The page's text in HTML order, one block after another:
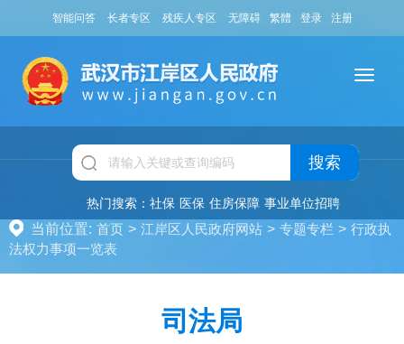
智能问答 长者专区 残疾人专区 无障碍 繁體 登录 注册
搜索
热门搜索： 社保 医保 住房保障 事业单位招聘
当前位置: 首页 > 江岸区人民政府网站 > 专题专栏 > 行政执
法权力事项一览表
司法局